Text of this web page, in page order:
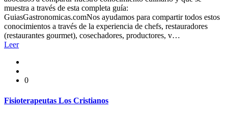
muestra a través de esta completa guía:
GuiasGastronomicas.comNos ayudamos para compartir todos estos
conocimientos a través de la experiencia de chefs, restauradores
(restaurantes gourmet), cosechadores, productores, v…
Leer
0
Fisioterapeutas Los Cristianos